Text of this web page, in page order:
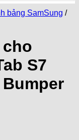
bảng SamSung /
S7